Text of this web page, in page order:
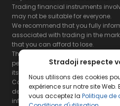
Stradoji respecte
Nous utilisons des cookies
expérience sur notre site
vous acceptez la Politique de
Trading financial instruments
may not be suitable for everyone.
We recommend that you fully
associated with trading in the
that you can afford to lose.
The Stradoji site does not guarantee
performance of products based
its site and its servers.
Consequently, the Stradoji site and
decline all responsibility in the use
information and the consequences